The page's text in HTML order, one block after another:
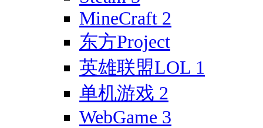
MineCraft 2
东方Project
英雄联盟LOL 1
单机游戏 2
WebGame 3